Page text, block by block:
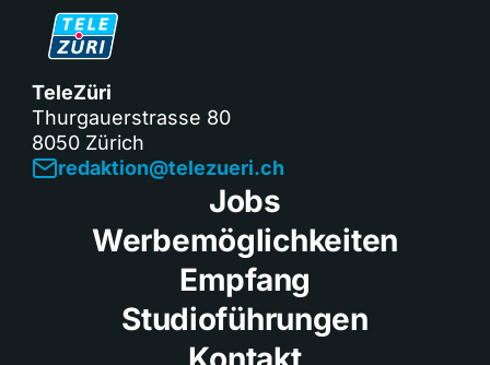
TeleZüri
Thurgauerstrasse 80
8050 Zürich
redaktion@telezueri.ch
Jobs
Werbemöglichkeiten
Empfang
Studioführungen